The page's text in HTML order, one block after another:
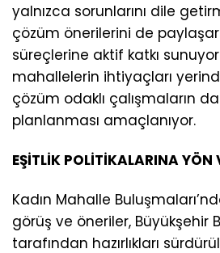
yalnızca sorunlarını dile
çözüm önerilerini de
süreçlerine aktif katkı
mahallelerin ihtiyaçları
çözüm odaklı çalışmaların
planlanması amaçlanıyor.
EŞİTLİK POLİTİKALARINA YÖN
Kadın Mahalle
görüş ve öneriler, Büyükşehir
tarafından hazırlıkları